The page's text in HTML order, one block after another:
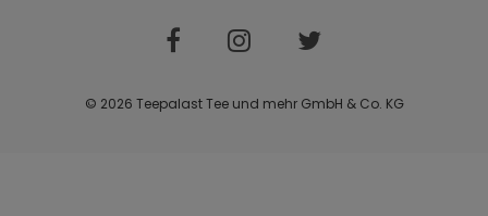
© 2026 Teepalast Tee und mehr GmbH & Co. KG